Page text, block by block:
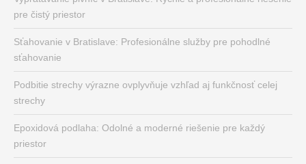
pre čistý priestor
Sťahovanie v Bratislave: Profesionálne služby pre pohodlné
sťahovanie
Podbitie strechy výrazne ovplyvňuje vzhľad aj funkčnosť celej
strechy
Epoxidová podlaha: Odolné a moderné riešenie pre každý
priestor